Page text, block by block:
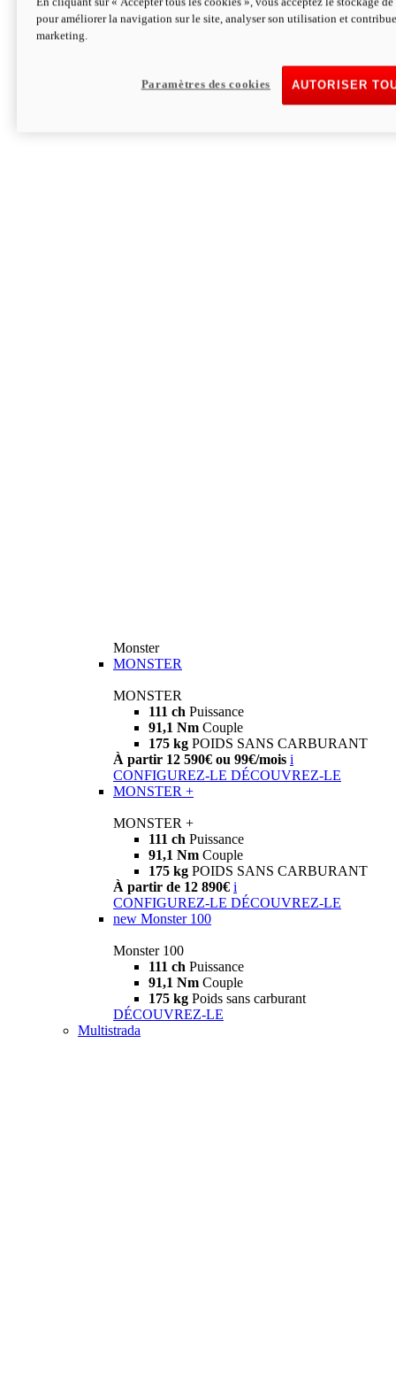
Hypermotard V2 SP 100
Découvrez-le
Monster
MONSTER
MONSTER
111 ch Puissance
91,1 Nm Couple
175 kg POIDS SANS CARBURANT
À partir 12 590€ ou 99€/mois i
CONFIGUREZ-LE DÉCOUVREZ-LE
MONSTER +
MONSTER +
111 ch Puissance
91,1 Nm Couple
175 kg POIDS SANS CARBURANT
À partir de 12 890€ i
CONFIGUREZ-LE DÉCOUVREZ-LE
new Monster 100
Monster 100
111 ch Puissance
91,1 Nm Couple
175 kg Poids sans carburant
DÉCOUVREZ-LE
Multistrada
pour améliorer la navigation sur le site, analyser son utilisation et
marketing.
AUTORISER
Paramètres des cookies